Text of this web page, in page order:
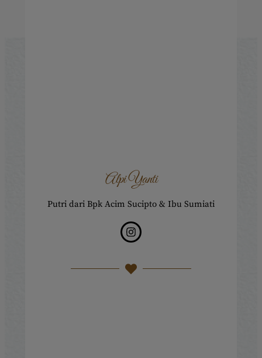
Alpi Yanti
Putri dari Bpk Acim Sucipto & Ibu Sumiati